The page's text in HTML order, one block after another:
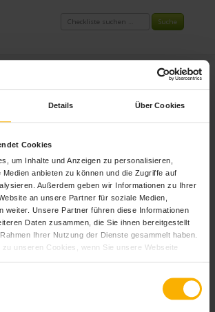
Details Über Cookies
Cookies
um Inhalte und Anzeigen zu personalisieren,
Medien anbieten zu können und die Zugriffe auf
Außerdem geben wir Informationen zu Ihrer
an unsere Partner für soziale Medien,
weiter. Unsere Partner führen diese Informationen
Daten zusammen, die Sie ihnen bereitgestellt
Ihrer Nutzung der Dienste gesammelt haben.
zu unseren Cookies, wenn Sie unsere Webseite
checkliste
messeplanung